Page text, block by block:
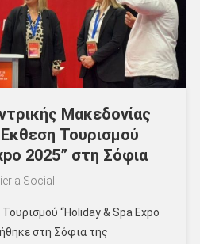
Μακεδονίας
Τουρισμού
2025” στη Σόφια
Social
“Holiday & Spa Expo
στη Σόφια της